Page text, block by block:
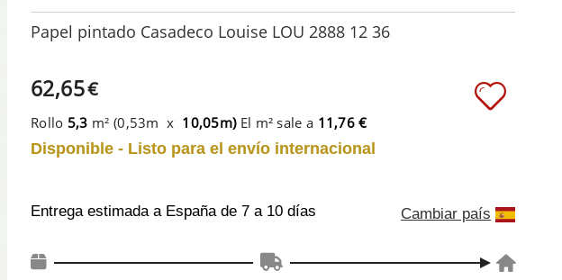
Papel pintado Casadeco Louise LOU 2888 12 36
62,65€
Rollo 5,3 m² (0,53m x 10,05m) El m² sale a 11,76 €
Disponible - Listo para el envío internacional
Entrega estimada a España de 7 a 10 días Cambiar país